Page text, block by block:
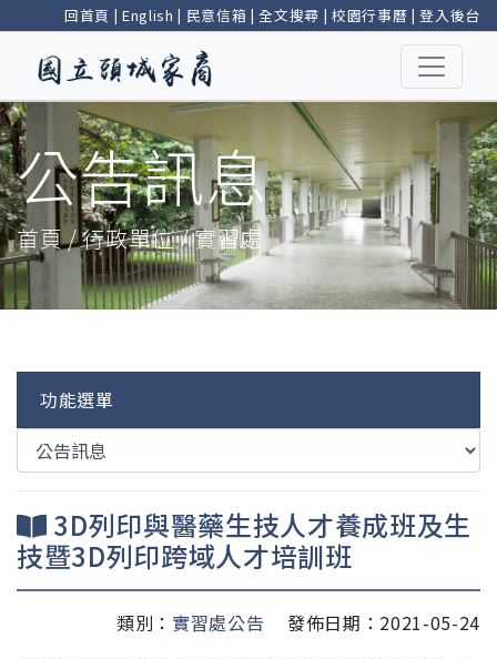
回首頁 | English | 民意信箱 |全文搜尋 | 校園行事曆 |登入後台
公告訊息
首頁 / 行政單位 / 實習處
功能選單
3D列印與醫藥生技人才養成班及生
技暨3D列印跨域人才培訓班
類別： 實習處公告
發佈日期：2021-05-24